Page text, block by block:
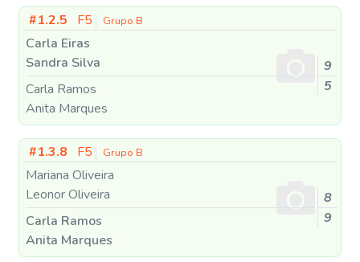
#1.2.5 F5 Grupo B
Carla Eiras
Sandra Silva
Carla Ramos
Anita Marques
9
5
#1.3.8 F5 Grupo B
Mariana Oliveira
Leonor Oliveira
Carla Ramos
Anita Marques
8
9